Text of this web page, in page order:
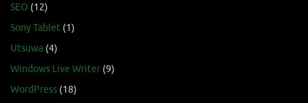
SEO (12)
Sony Tablet (1)
Utsuwa (4)
Windows Live Writer (9)
WordPress (18)